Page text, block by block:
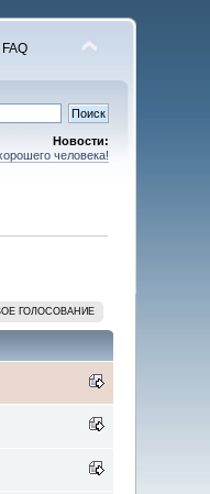
FAQ
Новости:
человека!
ГОЛОСОВАНИЕ